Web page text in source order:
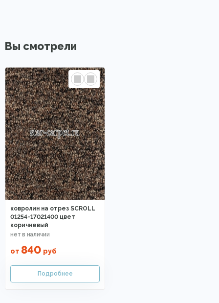
Вы смотрели
ковролин на отрез SCROLL
01254-17021400 цвет
коричневый
от 840 руб